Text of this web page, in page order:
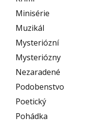
Minisérie
Muzikál
Mysteriózní
Mysteriózny
Nezaradené
Podobenstvo
Poetický
Pohádka